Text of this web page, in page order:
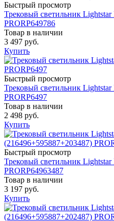
Быстрый просмотр
Трековый светильник
PRORP649786
Товар в наличии
3 497 руб.
Купить
Быстрый просмотр
Трековый светильник
PRORP6497
Товар в наличии
2 498 руб.
Купить
Быстрый просмотр
Трековый светильник
PRORP64963487
Товар в наличии
3 197 руб.
Купить